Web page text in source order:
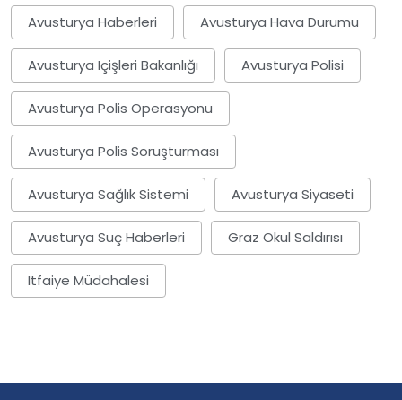
Avusturya Haberleri Avusturya Hava Durumu
Avusturya Içişleri Bakanlığı Avusturya Polisi
Avusturya Polis Operasyonu
Avusturya Polis Soruşturması
Avusturya Sağlık Sistemi Avusturya Siyaseti
Avusturya Suç Haberleri Graz Okul Saldırısı
Itfaiye Müdahalesi